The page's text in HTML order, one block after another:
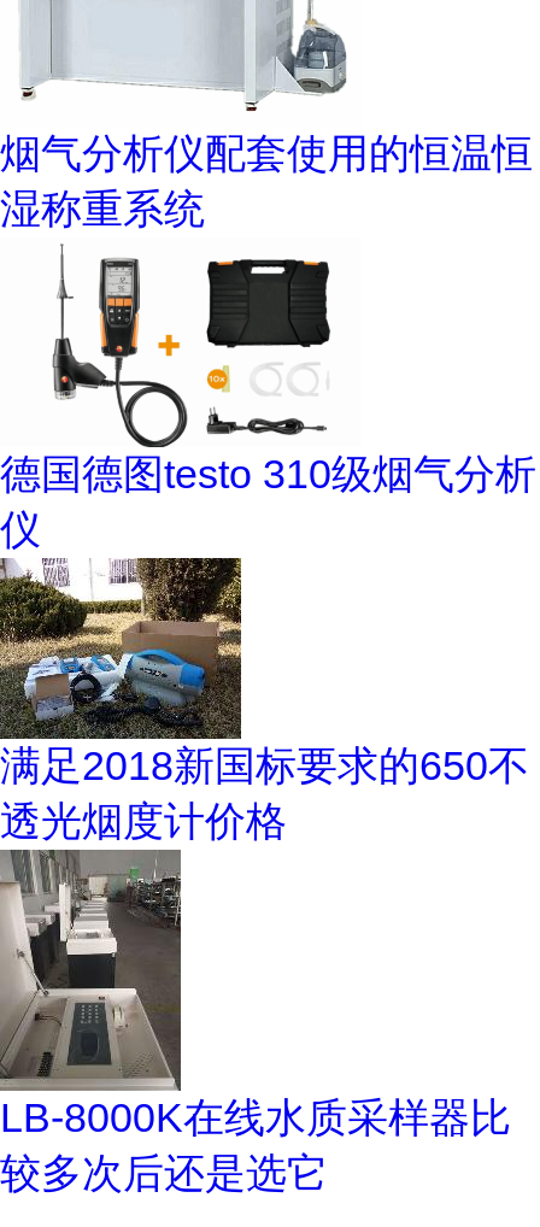
烟气分析仪配套使用的恒温恒
湿称重系统
德国德图testo 310级烟气分析
仪
满足2018新国标要求的650不
透光烟度计价格
LB-8000K在线水质采样器比
较多次后还是选它